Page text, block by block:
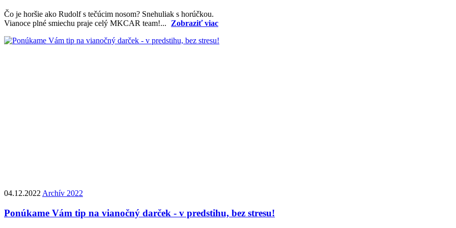
Čo je horšie ako Rudolf s tečúcim nosom? Snehuliak s horúčkou.
Vianoce plné smiechu praje celý MKCAR team!...
Zobraziť viac
04.12.2022 Archív 2022
Ponúkame Vám tip na vianočný darček - v predstihu, bez stresu!